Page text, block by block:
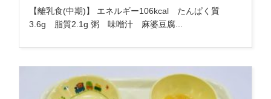
【離乳食(中期)】 エネルギー106kcal たんぱく質
3.6g 脂質2.1g 粥 味噌汁 麻婆豆腐...